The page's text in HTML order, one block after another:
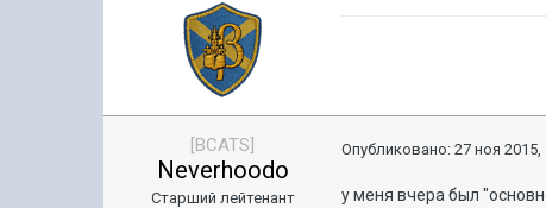
[BCATS]
Neverhoodo
Старший лейтенант
Опубликовано:27 ноя 2015,
у меня вчера был